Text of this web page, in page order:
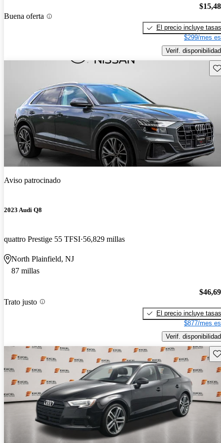
Buena oferta
El precio incluye tasas
$299/mes
Verif. disponibilidad
Aviso patrocinado
2023 Audi Q8
quattro Prestige 55 TFSI 56,829 millas
North Plainfield, NJ
87 millas
Trato justo
El precio incluye tasas
$877/mes
Verif. disponibilidad